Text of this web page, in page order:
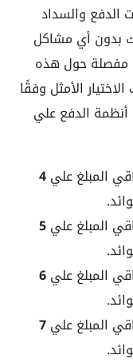
الدفع والسداد
بدون أي مشاكل
مفصلة حول هذه
الأمثل وفقًا
أنظمة الدفع علي
المبلغ علي4
المبلغ علي5
المبلغ علي6
المبلغ علي7